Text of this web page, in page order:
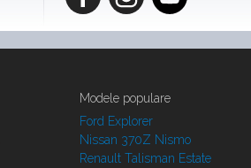
Modele populare
Ford Explorer
Nissan 370Z Nismo
Renault Talisman Estate